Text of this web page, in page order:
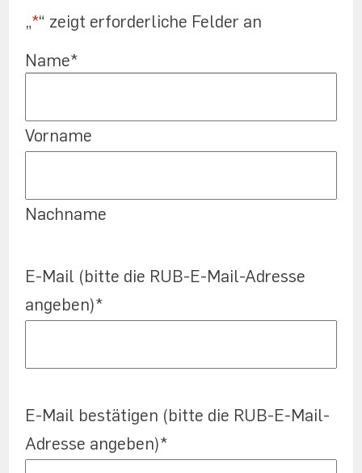
„*“ zeigt erforderliche Felder an
Name*
Vorname
Nachname
E-Mail (bitte die RUB-E-Mail-Adresse
angeben)*
E-Mail bestätigen (bitte die RUB-E-Mail-
Adresse angeben)*